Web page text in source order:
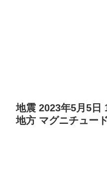
地震 2023年5月5日
地方 マグニチュー